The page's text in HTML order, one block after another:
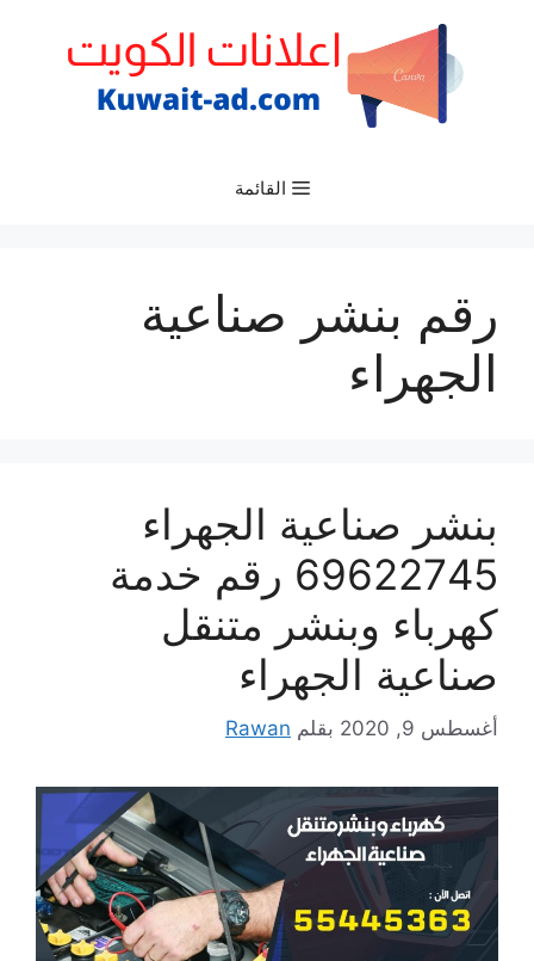
القائمة
رقم بنشر صناعية
الجهراء
بنشر صناعية الجهراء
69622745 رقم خدمة
كهرباء وبنشر متنقل
صناعية الجهراء
أغسطس 9, 2020 بقلم Rawan